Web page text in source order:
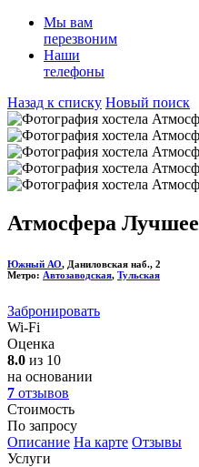
Мы вам
перезвоним
Наши
телефоны
Назад к списку Новый поиск
Атмосфера Лучшее
Южный АО, Даниловская наб., 2
Метро: Автозаводская, Тульская
Забронировать
Wi-Fi
Оценка
8.0 из 10
на основании
7 отзывов
Стоимость
По запросу
Описание На карте Отзывы
Услуги